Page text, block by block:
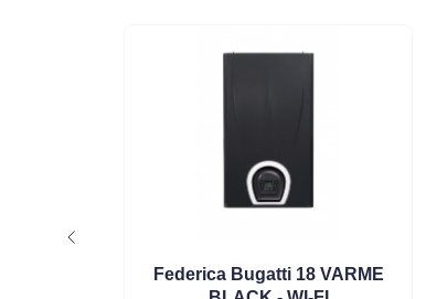
Federica Bugatti 18 VARME